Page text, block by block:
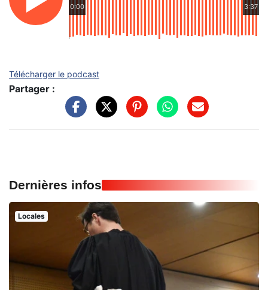
0:00 3:37
Télécharger le podcast
Partager :
Dernières infos
Locales